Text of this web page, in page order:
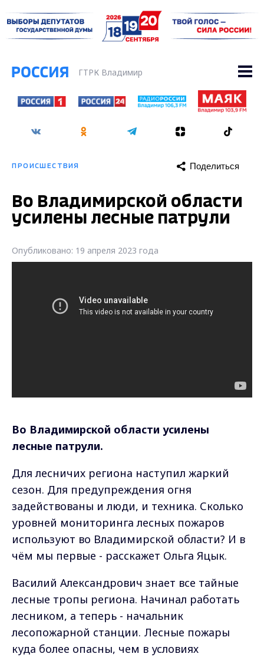
ГТРК Владимир
ПРОИСШЕСТВИЯ Поделиться
Во Владимирской области
усилены лесные патрули
Опубликовано: 19 апреля 2023 года
Во Владимирской области усилены
лесные патрули.
Для лесничих региона наступил жаркий
сезон. Для предупреждения огня
задействованы и люди, и техника. Сколько
уровней мониторинга лесных пожаров
используют во Владимирской области? И в
чём мы первые - расскажет Ольга Яцык.
Василий Александрович знает все тайные
лесные тропы региона. Начинал работать
лесником, а теперь - начальник
лесопожарной станции. Лесные пожары
куда более опасны, чем в условиях